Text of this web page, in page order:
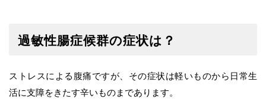
過敏性腸症候群の症状は？
ストレスによる腹痛ですが、その症状は軽いものから日常生
活に支障をきたす辛いものまであります。